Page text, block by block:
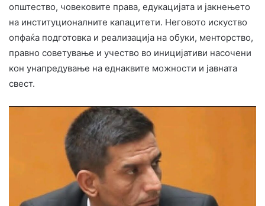
општество, човековите права, едукацијата и јакнењето
на институционалните капацитети. Неговото искуство
опфаќа подготовка и реализација на обуки, менторство,
правно советување и учество во иницијативи насочени
кон унапредување на еднаквите можности и јавната
свест.